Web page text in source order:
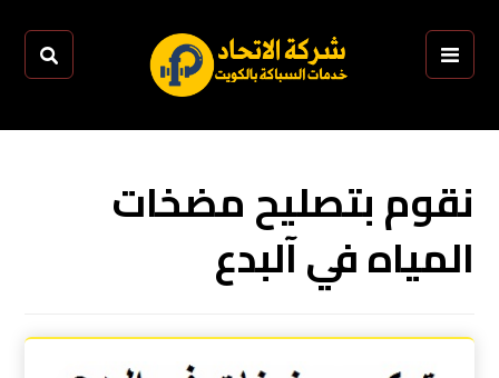
نقوم بتصليح مضخات
المياه في آلبدع